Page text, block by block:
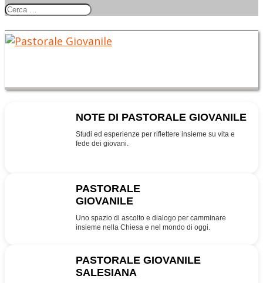
NOTE DI PASTORALE GIOVANILE
Studi ed esperienze per riflettere insieme su vita e
fede dei giovani.
PASTORALE
GIOVANILE
Uno spazio di ascolto e dialogo per camminare
insieme nella Chiesa e nel mondo di oggi.
PASTORALE GIOVANILE
SALESIANA